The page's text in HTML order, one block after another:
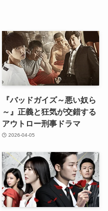
『バッドガイズ～悪い奴ら
～』正義と狂気が交錯する
アウトロー刑事ドラマ
2026-04-05